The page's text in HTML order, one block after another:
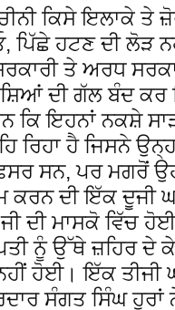
ਕਿਸੇ ਇਲਾਕੇ
ਪਿੱਛੇ ਹਟਣ ਦੀ ਲੋੜ
ਤੇ ਅਰਧ
ਦੀ ਗੱਲ ਬੰਦ ਕਰ
ਕਿ ਇਹਨਾਂ ਨਕਸ਼ੇ
ਰਿਹਾ ਹੈ ਜਿਸਨੇ
ਸਨ, ਪਰ ਮਗਰੋਂ ਉਹ
ਕਰਨ ਦੀ ਇੱਕ ਦੂਜੀ
ਦੀ ਮਾਸਕੋ ਵਿੱਚ
ਪਤੀ ਨੂੰ ਉੱਥੇ ਜ਼ਹਿਰ
ਹੋਈ। ਇੱਕ ਤੀਜੀ
ਸੰਗਤ ਸਿੰਘ ਹੁਰਾਂ